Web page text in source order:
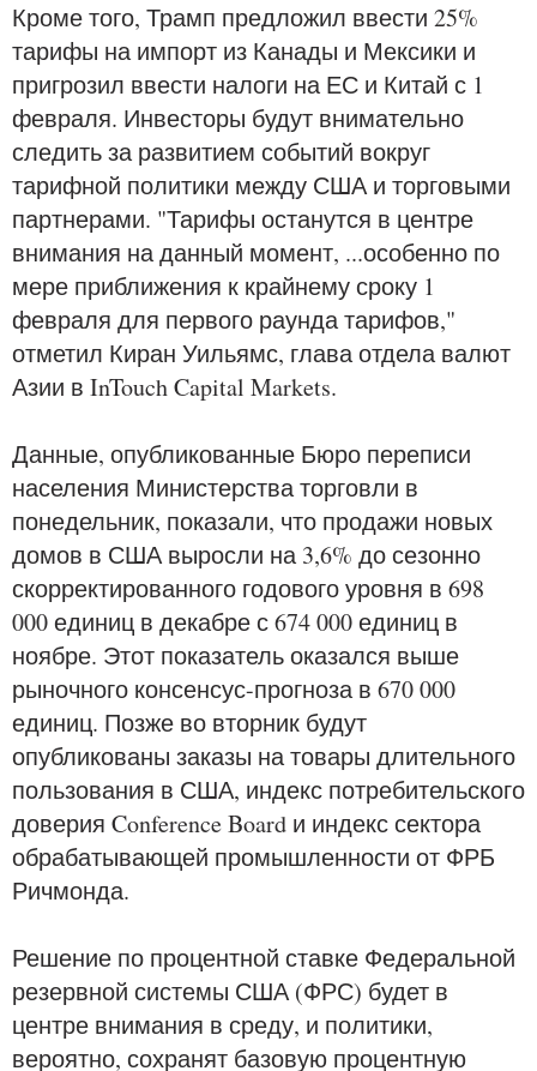
Кроме того, Трамп предложил ввести 25%
тарифы на импорт из Канады и Мексики и
пригрозил ввести налоги на ЕС и Китай с 1
февраля. Инвесторы будут внимательно
следить за развитием событий вокруг
тарифной политики между США и торговыми
партнерами. "Тарифы останутся в центре
внимания на данный момент, ...особенно по
мере приближения к крайнему сроку 1
февраля для первого раунда тарифов,"
отметил Киран Уильямс, глава отдела валют
Азии в InTouch Capital Markets.
Данные, опубликованные Бюро переписи
населения Министерства торговли в
понедельник, показали, что продажи новых
домов в США выросли на 3,6% до сезонно
скорректированного годового уровня в 698
000 единиц в декабре с 674 000 единиц в
ноябре. Этот показатель оказался выше
рыночного консенсус-прогноза в 670 000
единиц. Позже во вторник будут
опубликованы заказы на товары длительного
пользования в США, индекс потребительского
доверия Conference Board и индекс сектора
обрабатывающей промышленности от ФРБ
Ричмонда.
Решение по процентной ставке Федеральной
резервной системы США (ФРС) будет в
центре внимания в среду, и политики,
вероятно, сохранят базовую процентную